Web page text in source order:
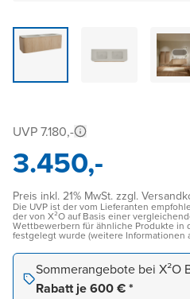
UVP 7.180,-
3.450,-
Preis inkl. 21% MwSt. zzgl.
Die UVP ist der vom Lieferanten
der von X²O auf Basis einer
Wettbewerbern für ähnliche Produkte in
festgelegt wurde (weitere Informationen
Sommerangebote bei X²O
Rabatt je 600 € *